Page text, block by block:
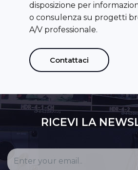
disposizione per
o consulenza su progetti
A/V professionale.
Contattaci
RICEVI LA